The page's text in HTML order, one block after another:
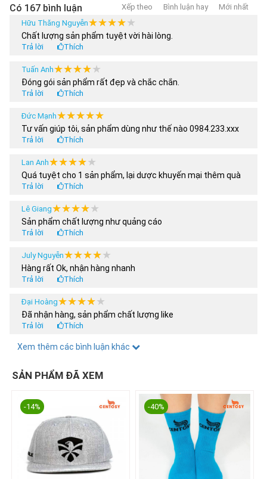
Có 167 bình luận Xếp theo Bình luận hay
Mới nhất
Hữu Thăng Nguyễn★★★★★
★★★★★
Chất lượng sản phẩm tuyệt vời hài lòng.
Trả lời Thích
Tuấn Anh★★★★★
★★★★★
Đóng gói sản phẩm rất đẹp và chắc chắn.
Trả lời Thích
Đức Mạnh★★★★★
★★★★★
Tư vấn giúp tôi, sản phẩm dùng như thế nào 0984.233.xxx
Trả lời Thích
Lan Anh★★★★★
★★★★★
Quá tuyệt cho 1 sản phẩm, lại dược khuyến mại thêm quà
Trả lời Thích
Lê Giang★★★★★
★★★★★
Sản phẩm chất lượng như quảng cáo
Trả lời Thích
July Nguyễn★★★★★
★★★★★
Hàng rất Ok, nhận hàng nhanh
Trả lời Thích
Đại Hoàng★★★★★
★★★★★
Đã nhận hàng, sản phẩm chất lượng like
Trả lời Thích
Hoàng Anh ★★★★★
★★★★★
mại 30% ko shop
thanhdat3011 ★★★★★
★★★★★
Mới hốt em nó về đẹp khó cưỡng hài lòng khi mua e nó
Trả lời Thích
thachngockhanhly★★★★★
★★★★★
Nhân viên tư vấn nhiệt tình và thân thiệt
Trả lời Thích
Xem thêm các bình luận khác
SẢN PHẨM ĐÃ XEM
-14% -40%